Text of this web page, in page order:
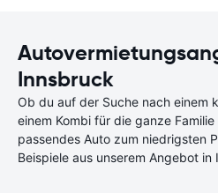
Innsbruck
Ob du auf der Suche nach einem
einem Kombi für die ganze
passendes Auto zum niedrigsten
Beispiele aus unserem Angebot in